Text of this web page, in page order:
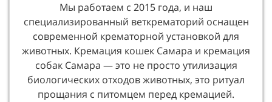
Мы работаем с 2015 года, и наш
специализированный веткрематорий оснащен
современной крематорной установкой для
животных. Кремация кошек Самара и кремация
собак Самара — это не просто утилизация
биологических отходов животных, это ритуал
прощания с питомцем перед кремацией.